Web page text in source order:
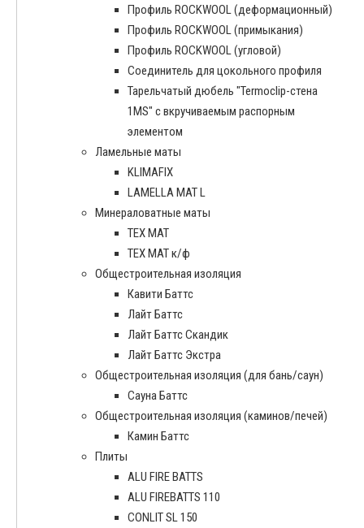
Профиль ROCKWOOL (деформационный)
Профиль ROCKWOOL (примыкания)
Профиль ROCKWOOL (угловой)
Соединитель для цокольного профиля
Тарельчатый дюбель "Termoclip-стена
1MS" с вкручиваемым распорным
элементом
Ламельные маты
KLIMAFIX
LAMELLA MAT L
Минераловатные маты
ТЕХ МАТ
ТЕХ МАТ к/ф
Общестроительная изоляция
Кавити Баттс
Лайт Баттс
Лайт Баттс Скандик
Лайт Баттс Экстра
Общестроительная изоляция (для бань/саун)
Сауна Баттс
Общестроительная изоляция (каминов/печей)
Камин Баттс
Плиты
ALU FIRE BATTS
ALU FIREBATTS 110
CONLIT SL 150